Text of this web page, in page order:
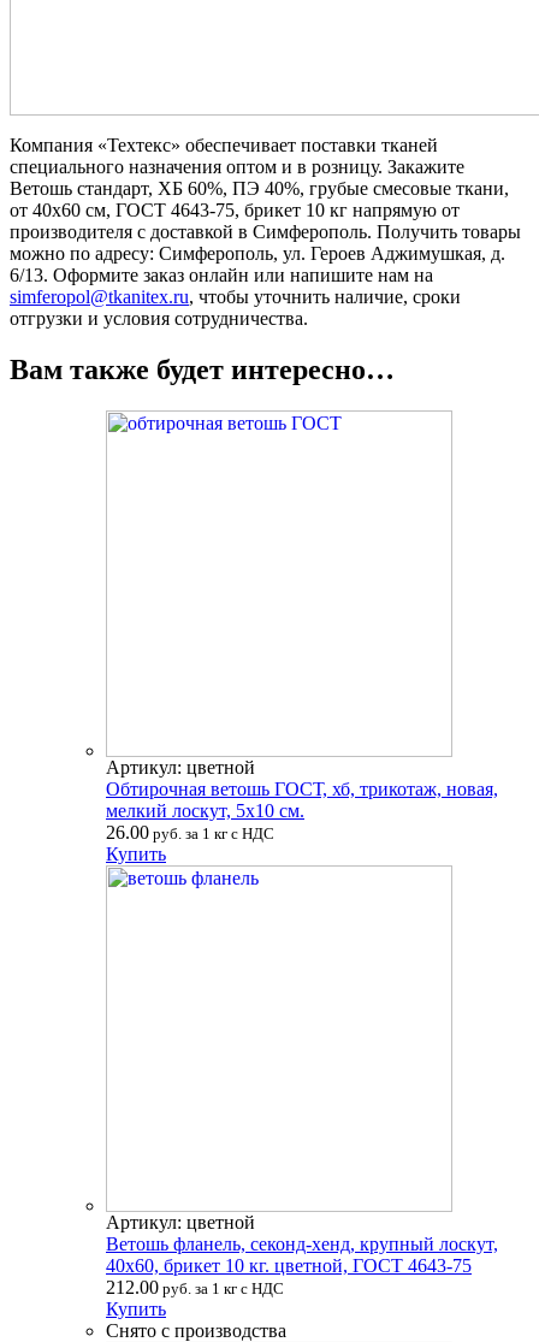
Компания «Техтекс» обеспечивает поставки тканей
специального назначения оптом и в розницу. Закажите
Ветошь стандарт, ХБ 60%, ПЭ 40%, грубые смесовые ткани,
от 40х60 см, ГОСТ 4643-75, брикет 10 кг напрямую от
производителя с доставкой в Симферополь. Получить товары
можно по адресу: Симферополь, ул. Героев Аджимушкая, д.
6/13. Оформите заказ онлайн или напишите нам на
simferopol@tkanitex.ru, чтобы уточнить наличие, сроки
отгрузки и условия сотрудничества.
Вам также будет интересно…
Артикул: цветной
Обтирочная ветошь ГОСТ, хб, трикотаж, новая,
мелкий лоскут, 5х10 см.
26.00 руб. за 1 кг с НДС
Купить
Артикул: цветной
Ветошь фланель, секонд-хенд, крупный лоскут,
40х60, брикет 10 кг. цветной, ГОСТ 4643-75
212.00 руб. за 1 кг с НДС
Купить
Снято с производства